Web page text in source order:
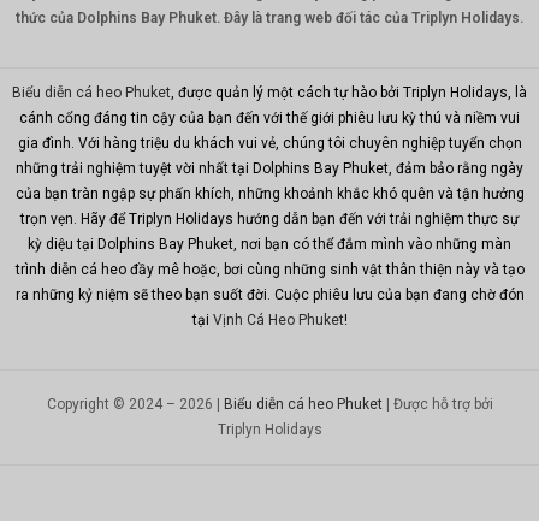
dân tệ
MYR
PHP
Hồng
Kông
đô la
Singapor
e
đô la mỹ
thức của Dolphins Bay Phuket. Đây là trang web đối tác của Triplyn Holidays.
Biểu diễn cá heo Phuket, được quản lý một cách tự hào bởi Triplyn Holidays, là
cánh cổng đáng tin cậy của bạn đến với thế giới phiêu lưu kỳ thú và niềm vui
gia đình. Với hàng triệu du khách vui vẻ, chúng tôi chuyên nghiệp tuyển chọn
những trải nghiệm tuyệt vời nhất tại Dolphins Bay Phuket, đảm bảo rằng ngày
của bạn tràn ngập sự phấn khích, những khoảnh khắc khó quên và tận hưởng
trọn vẹn. Hãy để Triplyn Holidays hướng dẫn bạn đến với trải nghiệm thực sự
kỳ diệu tại Dolphins Bay Phuket, nơi bạn có thể đắm mình vào những màn
trình diễn cá heo đầy mê hoặc, bơi cùng những sinh vật thân thiện này và tạo
ra những kỷ niệm sẽ theo bạn suốt đời. Cuộc phiêu lưu của bạn đang chờ đón
tại Vịnh Cá Heo Phuket!
Copyright © 2024 – 2026 | Biểu diễn cá heo Phuket| Được hỗ trợ bởi
Triplyn Holidays